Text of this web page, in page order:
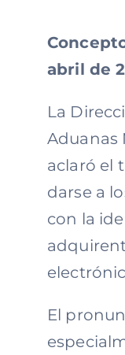
abril de
La
aclaró el
darse a
con la
El